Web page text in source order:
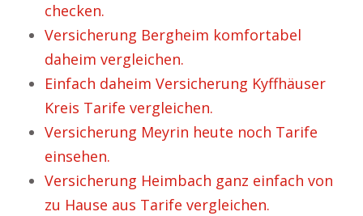
checken.
Versicherung Bergheim komfortabel
daheim vergleichen.
Einfach daheim Versicherung Kyffhäuser
Kreis Tarife vergleichen.
Versicherung Meyrin heute noch Tarife
einsehen.
Versicherung Heimbach ganz einfach von
zu Hause aus Tarife vergleichen.